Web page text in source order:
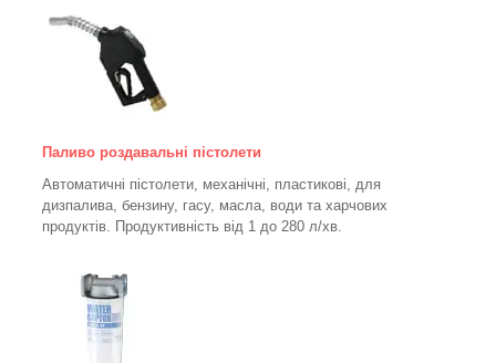
Паливо роздавальні пістолети
Автоматичні пістолети, механічні, пластикові, для
дизпалива, бензину, гасу, масла, води та харчових
продуктів. Продуктивність від 1 до 280 л/хв.